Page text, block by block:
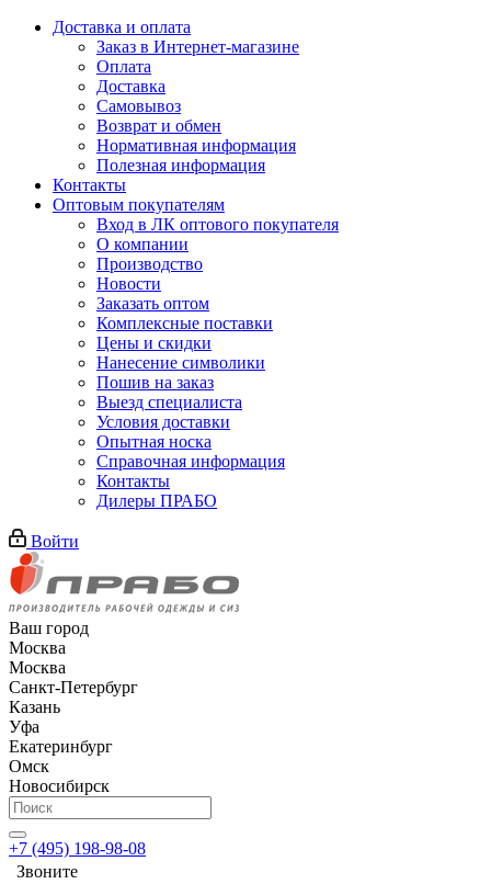
Доставка и оплата
Заказ в Интернет-магазине
Оплата
Доставка
Самовывоз
Возврат и обмен
Нормативная информация
Полезная информация
Контакты
Оптовым покупателям
Вход в ЛК оптового покупателя
О компании
Производство
Новости
Заказать оптом
Комплексные поставки
Цены и скидки
Нанесение символики
Пошив на заказ
Выезд специалиста
Условия доставки
Опытная носка
Справочная информация
Контакты
Дилеры ПРАБО
Войти
Ваш город
Москва
Москва
Санкт-Петербург
Казань
Уфа
Екатеринбург
Омск
Новосибирск
+7 (495) 198-98-08
Звоните